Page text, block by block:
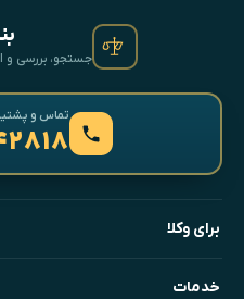
جستجو، بررسی و
تماس و
برای وکلا
خدمات